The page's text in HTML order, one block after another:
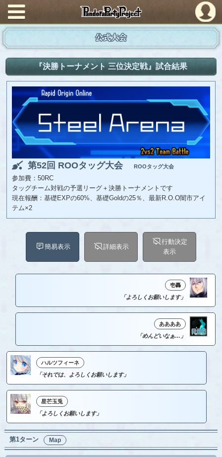
PandoraPartyProject
公式大会
『決勝トーナメント 三位決定戦』試合結果
第52回 ROOタッグ大会 ROOタッグ大会
参加費：50RC
タッグチーム対戦の予選リーグ＋決勝トーナメントです
現在報酬：基礎EXPの60%、基礎Goldの25％、最新R.O.O闇市アイ
テム×2
簡易表示 詳細表示
行動決定
表示
壱轟
「よろしくお願いします」
ああああ
「めんどいなぁ…」
ハルツフィーネ
「それでは、よろしくお願いします」
星芒玉兎
「よろしくお願いします」
第1ターン Map